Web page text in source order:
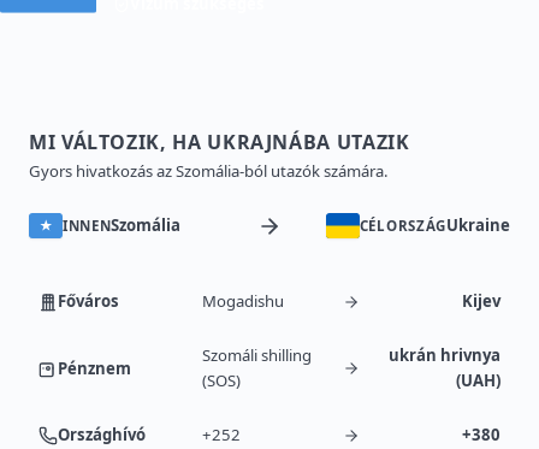
MI VÁLTOZIK, HA UKRAJNÁBA UTAZIK
Gyors hivatkozás az Szomália-ból utazók számára.
INNENSzomália CÉLORSZÁGUkraine
Főváros Mogadishu Kijev
Pénznem
Szomáli shilling
(SOS)
ukrán hrivnya
(UAH)
Országhívó +252 +380